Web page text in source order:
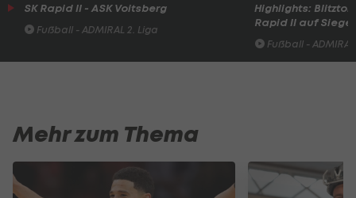
SK Rapid II - ASK Voitsberg
Fußball - ADMIRAL 2. Liga
Highlights: Blitztor
Rapid II auf
Fußball -
Mehr zum Thema